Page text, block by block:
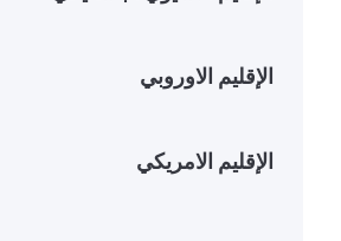
الإقليم الاوروبي
الإقليم الامريكي